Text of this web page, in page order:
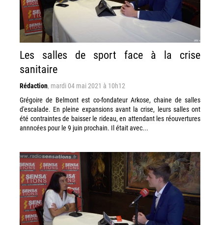
Les salles de sport face à la crise
sanitaire
Rédaction, mardi 04 mai 2021 à 10h12
Grégoire de Belmont est co-fondateur Arkose, chaine de salles
d'escalade. En pleine expansions avant la crise, leurs salles ont
été contraintes de baisser le rideau, en attendant les réouvertures
annncées pour le 9 juin prochain. Il était avec...